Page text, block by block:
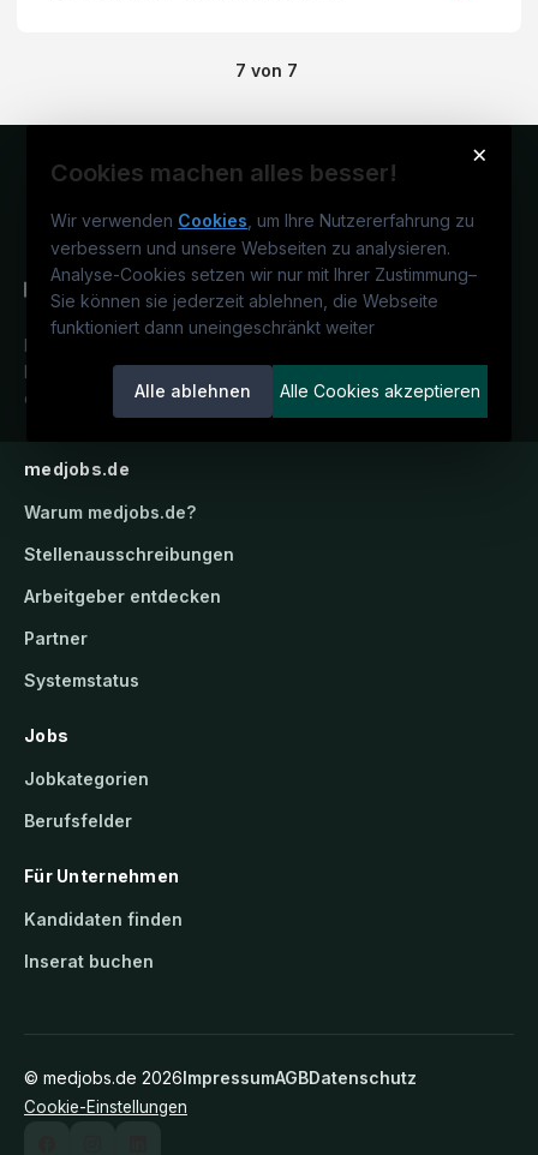
7 von 7
×
Cookies machen alles besser!
Wir verwenden Cookies , um Ihre Nutzererfahrung zu
verbessern und unsere Webseiten zu analysieren.
Analyse-Cookies setzen wir nur mit Ihrer Zustimmung–
Sie können sie jederzeit ablehnen, die Webseite
funktioniert dann uneingeschränkt weiter
Alle ablehnen Alle Cookies akzeptieren
Deutschlands medizinisches
Karriereportal.Ein Service der
candidatis GmbH.
medjobs.de
Warum medjobs.de?
Stellenausschreibungen
Arbeitgeber entdecken
Partner
Systemstatus
Jobs
Jobkategorien
Berufsfelder
Für Unternehmen
Kandidaten finden
Inserat buchen
© medjobs.de 2026ImpressumAGBDatenschutz
Cookie-Einstellungen